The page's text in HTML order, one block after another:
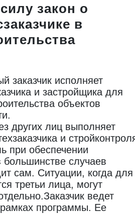
закон о
в
заказчик исполняет
и застройщика для
объектов
других лиц выполняет
и
при обеспечении
большинстве случаев
сам. Ситуации, когда для
третьи лица, могут
ведет
программы. Ее